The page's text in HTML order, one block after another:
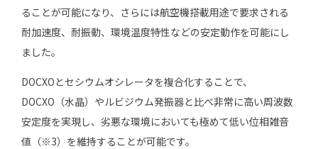
ることが可能になり、さらには航空機搭載用途で要求される
耐加速度、耐振動、環境温度特性などの安定動作を可能にし
ました。
DOCXOとセシウムオシレータを複合化することで、
DOCXO（水晶）やルビジウム発振器と比べ非常に高い周波数
安定度を実現し、劣悪な環境においても極めて低い位相雑音
値（※3）を維持することが可能です。